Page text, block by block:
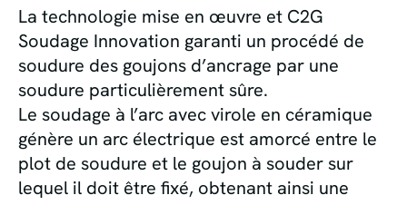
La technologie mise en œuvre et C2G
Soudage Innovation garanti un procédé de
soudure des goujons d’ancrage par une
soudure particulièrement sûre.
Le soudage à l’arc avec virole en céramique
génère un arc électrique est amorcé entre le
plot de soudure et le goujon à souder sur
lequel il doit être fixé, obtenant ainsi une